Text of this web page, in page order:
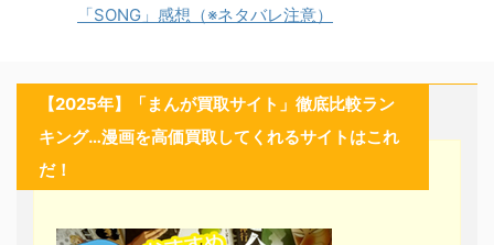
「SONG」感想（※ネタバレ注意）
【2025年】「まんが買取サイト」徹底比較ラン
キング…漫画を高価買取してくれるサイトはこれ
だ！